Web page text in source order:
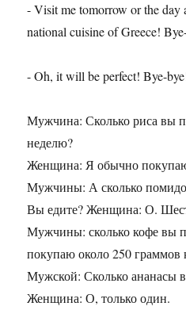
- Visit me tomorrow or the
national cuisine of Greece!
- Oh, it will be perfect! Bye-
Мужчина: Сколько риса вы
неделю?
Женщина: Я обычно
Мужчины: А сколько
Вы едите? Женщина: О.
Мужчины: сколько кофе вы
покупаю около 250 граммов
Мужской: Сколько ананасы
Женщина: О, только один.